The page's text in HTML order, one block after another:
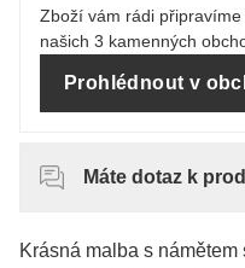
Zboží vám rádi
našich 3 kamenných
Prohlédnout v
Máte dotaz k
Krásná malba s